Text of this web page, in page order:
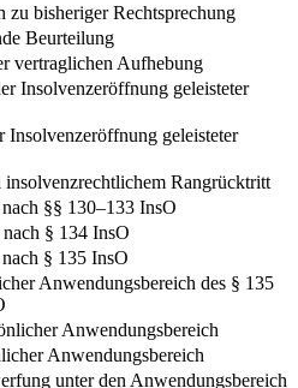
zu bisheriger Rechtsprechung
Beurteilung
vertraglichen Aufhebung
Insolvenzeröffnung geleisteter
geleisteter
insolvenzrechtlichem Rangrücktritt
§§ 130–133 InsO
§ 134 InsO
§ 135 InsO
Anwendungsbereich des § 135
Anwendungsbereich
Anwendungsbereich
unter den Anwendungsbereich